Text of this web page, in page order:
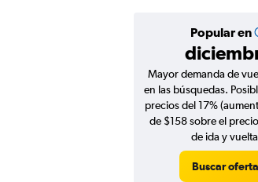
Popular en
Mayor demanda de
en las búsquedas.
precios del 17%
de $158 sobre el
de ida y
Buscar